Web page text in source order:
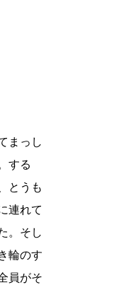
まっし
する
とうも
連れて
。そし
輪のす
員がそ